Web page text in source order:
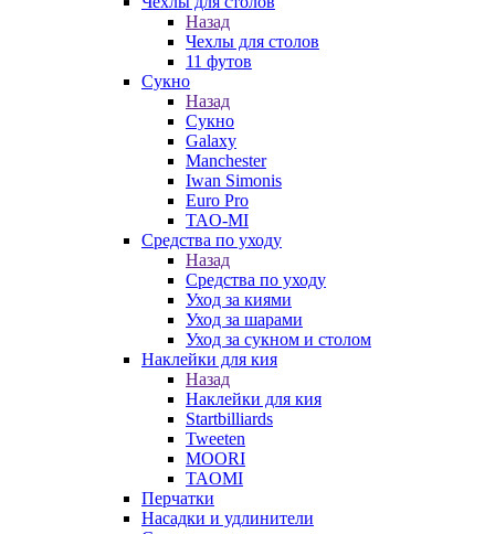
Назад
Чехлы для столов
11 футов
Сукно
Назад
Сукно
Galaxy
Manchester
Iwan Simonis
Euro Pro
TAO-MI
Средства по уходу
Назад
Средства по уходу
Уход за киями
Уход за шарами
Уход за сукном и столом
Наклейки для кия
Назад
Наклейки для кия
Startbilliards
Tweeten
MOORI
TAOMI
Перчатки
Насадки и удлинители